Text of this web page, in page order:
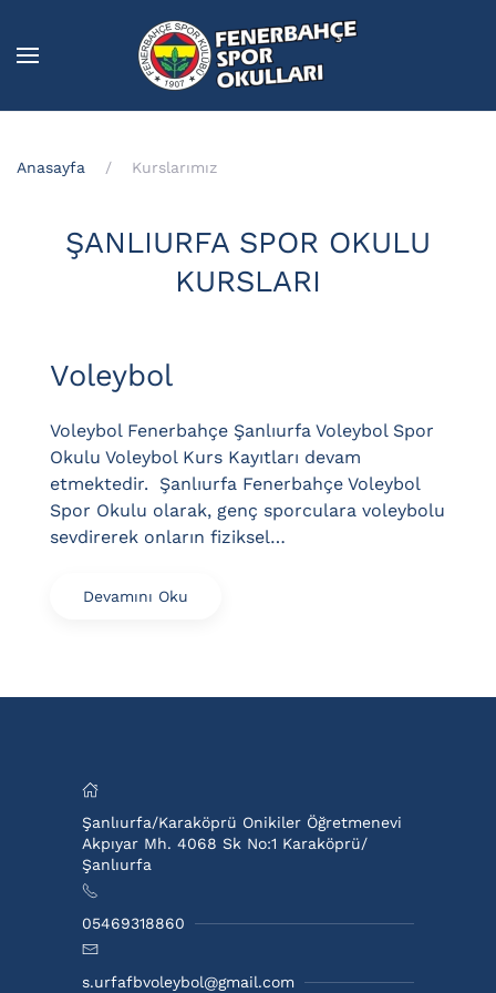
Skip to main content
Anasayfa Kurslarımız
ŞANLIURFA SPOR OKULU
KURSLARI
Voleybol
Voleybol Fenerbahçe Şanlıurfa Voleybol Spor
Okulu Voleybol Kurs Kayıtları devam
etmektedir. Şanlıurfa Fenerbahçe Voleybol
Spor Okulu olarak, genç sporculara voleybolu
sevdirerek onların fiziksel…
Devamını Oku
Şanlıurfa/Karaköprü Onikiler Öğretmenevi
Akpıyar Mh. 4068 Sk No:1 Karaköprü/
Şanlıurfa
05469318860
s.urfafbvoleybol@gmail.com